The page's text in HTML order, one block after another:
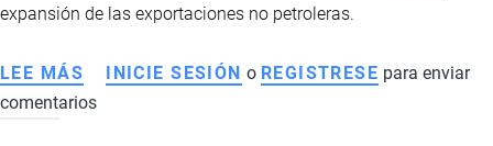
expansión de las exportaciones no petroleras.
LEE MÁS SOBRE
ECONOMÍA
INICIE SESIÓN o REGISTRESE para enviar
comentarios